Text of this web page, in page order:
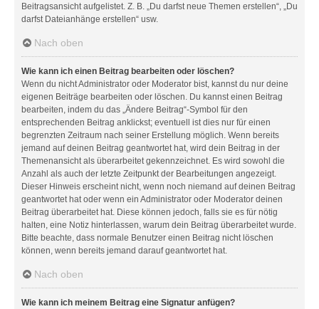
Beitragsansicht aufgelistet. Z. B. „Du darfst neue Themen erstellen“, „Du
darfst Dateianhänge erstellen“ usw.
Nach oben
Wie kann ich einen Beitrag bearbeiten oder löschen?
Wenn du nicht Administrator oder Moderator bist, kannst du nur deine
eigenen Beiträge bearbeiten oder löschen. Du kannst einen Beitrag
bearbeiten, indem du das „Ändere Beitrag“-Symbol für den
entsprechenden Beitrag anklickst; eventuell ist dies nur für einen
begrenzten Zeitraum nach seiner Erstellung möglich. Wenn bereits
jemand auf deinen Beitrag geantwortet hat, wird dein Beitrag in der
Themenansicht als überarbeitet gekennzeichnet. Es wird sowohl die
Anzahl als auch der letzte Zeitpunkt der Bearbeitungen angezeigt.
Dieser Hinweis erscheint nicht, wenn noch niemand auf deinen Beitrag
geantwortet hat oder wenn ein Administrator oder Moderator deinen
Beitrag überarbeitet hat. Diese können jedoch, falls sie es für nötig
halten, eine Notiz hinterlassen, warum dein Beitrag überarbeitet wurde.
Bitte beachte, dass normale Benutzer einen Beitrag nicht löschen
können, wenn bereits jemand darauf geantwortet hat.
Nach oben
Wie kann ich meinem Beitrag eine Signatur anfügen?